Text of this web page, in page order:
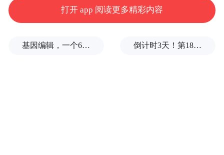
打开 app 阅读更多精彩内容
基因编辑，一个6岁女孩之死 倒计时3天！第18届影响世界华人盛典即将启幕